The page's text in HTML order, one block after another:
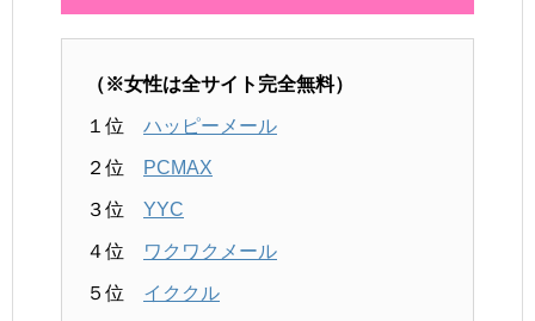
（※女性は全サイト完全無料）
１位 ハッピーメール
２位 PCMAX
３位 YYC
４位 ワクワクメール
５位 イククル